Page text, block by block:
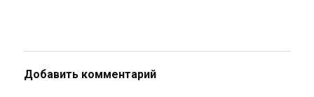
Добавить комментарий